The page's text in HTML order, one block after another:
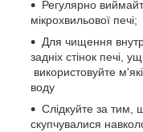
Регулярно
мікрохвильової печі;
Для чищення
задніх стінок печі,
використовуйте
воду
Слідкуйте за тим,
скупчувалися